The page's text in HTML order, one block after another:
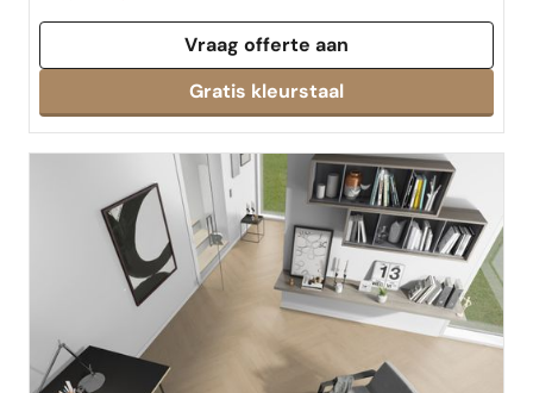
Vraag offerte aan